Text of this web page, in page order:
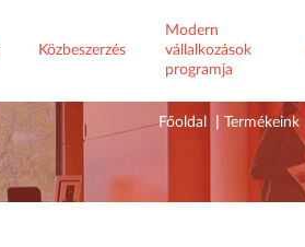
Közbeszerzés
Modern
vállalkozások
programja
Főoldal Termékeink